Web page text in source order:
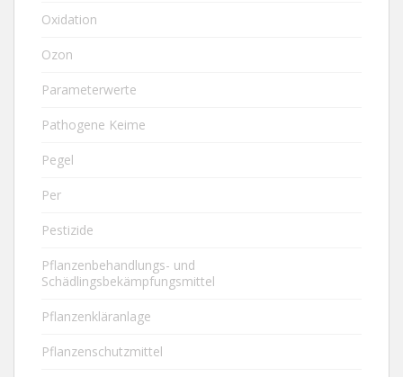
Oxidation
Ozon
Parameterwerte
Pathogene Keime
Pegel
Per
Pestizide
Pflanzenbehandlungs- und
Schädlingsbekämpfungsmittel
Pflanzenkläranlage
Pflanzenschutzmittel